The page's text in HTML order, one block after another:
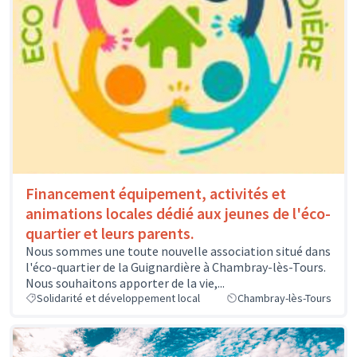
Financement équipement, activités et
animations locales dédié aux jeunes de l'éco-
quartier et leurs parents.
Nous sommes une toute nouvelle association situé dans
l'éco-quartier de la Guignardière à Chambray-lès-Tours.
Nous souhaitons apporter de la vie,...
Solidarité et développement local Chambray-lès-Tours